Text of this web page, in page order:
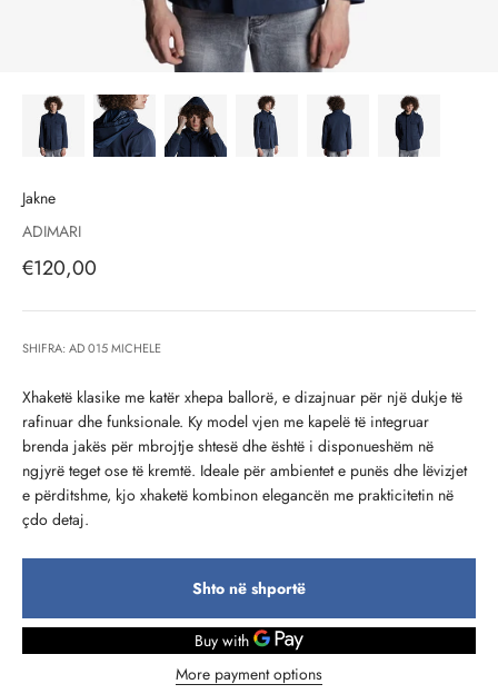
Jakne
ADIMARI
Çmimi i shitjes, çmimi i shitjeve
€120,00
SHIFRA: AD 015 MICHELE
Xhaketë klasike me katër xhepa ballorë, e dizajnuar për një dukje të
rafinuar dhe funksionale. Ky model vjen me kapelë të integruar
brenda jakës për mbrojtje shtesë dhe është i disponueshëm në
ngjyrë teget ose të kremtë. Ideale për ambientet e punës dhe lëvizjet
e përditshme, kjo xhaketë kombinon elegancën me prakticitetin në
çdo detaj.
Shto në shportë
More payment options